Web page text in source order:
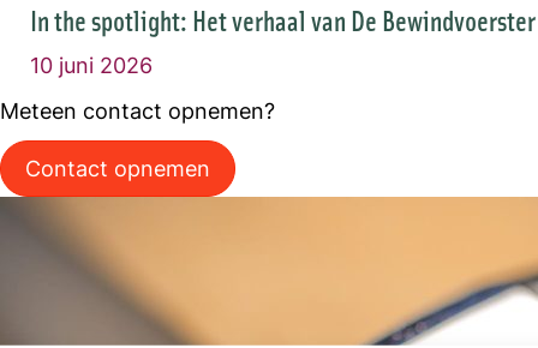
In the spotlight: Het verhaal van De Bewindvoerster
10 juni 2026
Meteen contact opnemen?
Contact opnemen